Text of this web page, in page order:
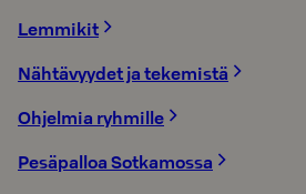
Lemmikit
Nähtävyydet ja tekemistä
Ohjelmia ryhmille
Pesäpalloa Sotkamossa